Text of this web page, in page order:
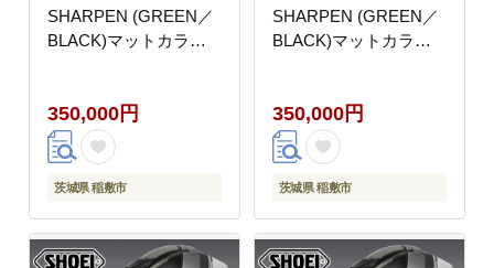
SHARPEN (GREEN／
BLACK)マットカラ
スカバー システム ネオ
テック シャープン バイ
ク ツーリング ショウエ
イ [2040]
350,000円
茨城県 稲敷市
SHARPEN (GREEN／
BLACK)マットカラ
スカバー システム ネオ
テック シャープン バイ
ク ツーリング ショウエ
イ [2041]
350,000円
茨城県 稲敷市